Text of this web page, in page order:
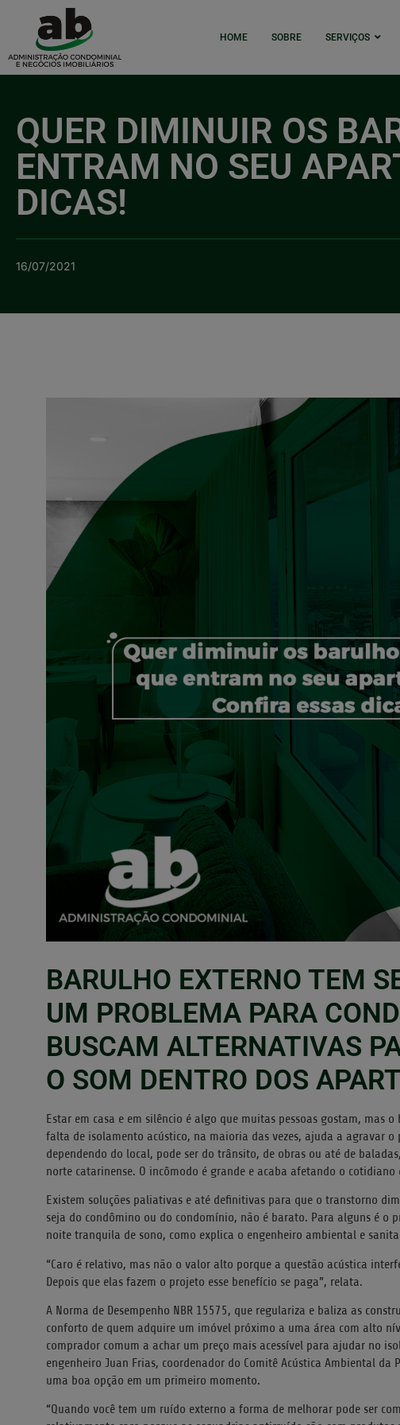
HOME SOBRE SERVIÇOS
QUER DIMINUIR OS
ENTRAM NO SEU
DICAS!
16/07/2021
BARULHO EXTERNO TEM
UM PROBLEMA PARA
BUSCAM ALTERNATIVAS
O SOM DENTRO DOS
Estar em casa e em silêncio é algo que muitas pessoas gostam, mas
falta de isolamento acústico, na maioria das vezes, ajuda a agravar o
dependendo do local, pode ser do trânsito, de obras ou até de
norte catarinense. O incômodo é grande e acaba afetando o
Existem soluções paliativas e até definitivas para que o transtorno
seja do condômino ou do condomínio, não é barato. Para alguns é o
noite tranquila de sono, como explica o engenheiro ambiental e
“Caro é relativo, mas não o valor alto porque a questão acústica
Depois que elas fazem o projeto esse benefício se paga”, relata.
A Norma de Desempenho NBR 15575, que regulariza e baliza as
conforto de quem adquire um imóvel próximo a uma área com alto
comprador comum a achar um preço mais acessível para ajudar no
engenheiro Juan Frias, coordenador do Comitê Acústica Ambiental da
uma boa opção em um primeiro momento.
“Quando você tem um ruído externo a forma de melhorar pode ser